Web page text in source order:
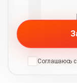
Соглашаюсь с